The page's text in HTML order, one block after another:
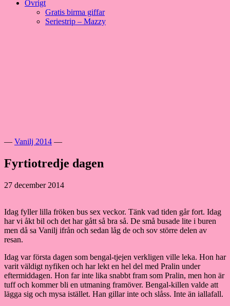
Övrigt
Gratis birma giffar
Seriestrip – Mazzy
— Vanilj 2014 —
Fyrtiotredje dagen
27 december 2014
Idag fyller lilla fröken bus sex veckor. Tänk vad tiden går fort. Idag
har vi åkt bil och det har gått så bra så. De små busade lite i buren
men då sa Vanilj ifrån och sedan låg de och sov större delen av
resan.
Idag var första dagen som bengal-tjejen verkligen ville leka. Hon har
varit väldigt nyfiken och har lekt en hel del med Pralin under
eftermiddagen. Hon far inte lika snabbt fram som Pralin, men hon är
tuff och kommer bli en utmaning framöver. Bengal-killen valde att
lägga sig och mysa istället. Han gillar inte och slåss. Inte än iallafall.